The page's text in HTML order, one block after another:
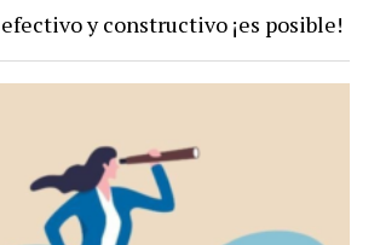
y constructivo ¡es posible!